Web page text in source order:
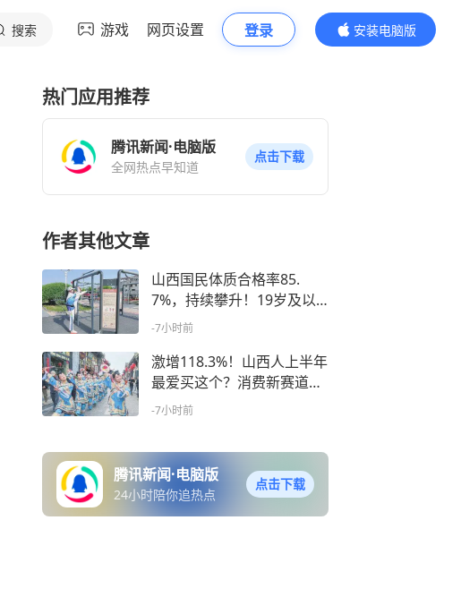
搜索 游戏 网页设置 登录
安装电脑版
内容更精彩
热门应用推荐
腾讯新闻·电脑版
全网热点早知道
点击下载
作者其他文章
山西国民体质合格率85.
7%，持续攀升！19岁及以
上经常锻炼人群占比36.6%
-7小时前
激增118.3%！山西人上半年
最爱买这个？消费新赛道彻
底火了
-7小时前
腾讯新闻·电脑版
24小时陪你追热点
点击下载